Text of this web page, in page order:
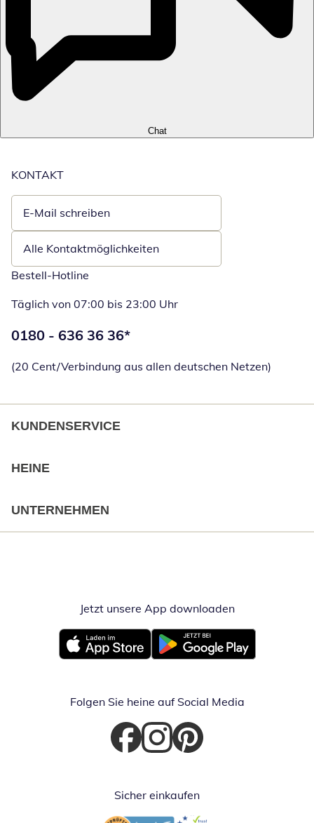
Chat
KONTAKT
E-Mail schreiben
Öffnet E-Mail-Client
Alle Kontaktmöglichkeiten
Bestell-Hotline
Täglich von 07:00 bis 23:00 Uhr
Telefonnummer:
0180 - 636 36 36*
(20 Cent/Verbindung aus allen deutschen Netzen)
KUNDENSERVICE
HEINE
UNTERNEHMEN
Jetzt unsere App downloadenÖffnet in
Öffnet in neuem FensterÖffnet in neuem Fenster
Folgen Sie heine auf Social Media
Öffnet in neuem Fenster
Öffnet in neuem Fenster
Öffnet in neuem Fenster
Sicher einkaufen